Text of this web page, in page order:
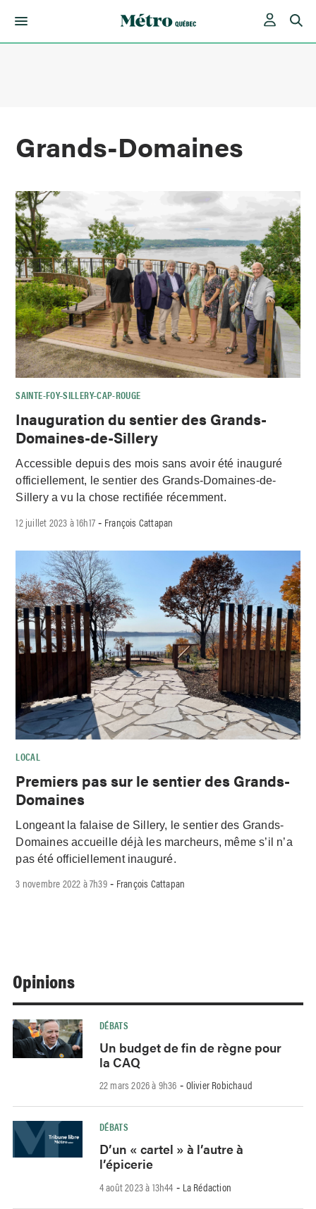
Grands-Domaines
SAINTE-FOY–SILLERY–CAP-ROUGE
Inauguration du sentier des Grands-
Domaines-de-Sillery
Accessible depuis des mois sans avoir été inauguré
officiellement, le sentier des Grands-Domaines-de-
Sillery a vu la chose rectifiée récemment.
12 juillet 2023 à 16h17 - François Cattapan
LOCAL
Premiers pas sur le sentier des Grands-
Domaines
Longeant la falaise de Sillery, le sentier des Grands-
Domaines accueille déjà les marcheurs, même s’il n’a
pas été officiellement inauguré.
3 novembre 2022 à 7h39- François Cattapan
Opinions
DÉBATS
Un budget de fin de règne pour
la CAQ
22 mars 2026 à 9h36 - Olivier Robichaud
DÉBATS
D’un « cartel » à l’autre à
l’épicerie
4 août 2023 à 13h44 - La Rédaction